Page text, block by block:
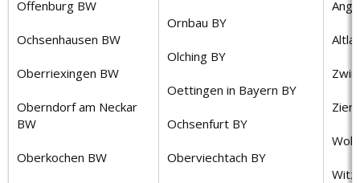
Offenburg BW
Ochsenhausen BW
Oberriexingen BW
Oberndorf am Neckar
BW
Oberkochen BW
Ornbau BY
Olching BY
Oettingen in Bayern BY
Ochsenfurt BY
Oberviechtach BY